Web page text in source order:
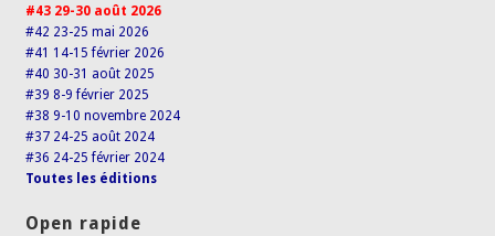
#43 29-30 août 2026
#42 23-25 mai 2026
#41 14-15 février 2026
#40 30-31 août 2025
#39 8-9 février 2025
#38 9-10 novembre 2024
#37 24-25 août 2024
#36 24-25 février 2024
Toutes les éditions
Open rapide